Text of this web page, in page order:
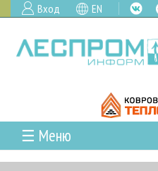
Вход EN
☰ Меню
ГЛАВНАЯ